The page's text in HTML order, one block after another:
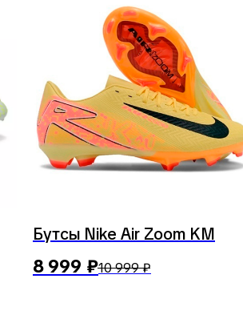
Бутсы Nike Air Zoom KM
8 999 ₽10 999₽